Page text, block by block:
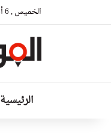
الخميس , 6 أغسطس 2026
الرئيسية